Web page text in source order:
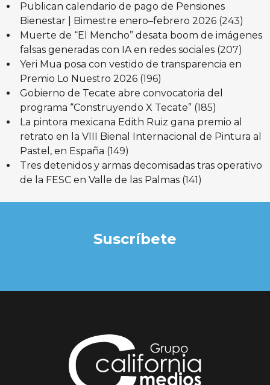
Publican calendario de pago de Pensiones
Bienestar | Bimestre enero–febrero 2026 (243)
Muerte de “El Mencho” desata boom de imágenes
falsas generadas con IA en redes sociales (207)
Yeri Mua posa con vestido de transparencia en
Premio Lo Nuestro 2026 (196)
Gobierno de Tecate abre convocatoria del
programa “Construyendo X Tecate” (185)
La pintora mexicana Edith Ruiz gana premio al
retrato en la VIII Bienal Internacional de Pintura al
Pastel, en España (149)
Tres detenidos y armas decomisadas tras operativo
de la FESC en Valle de las Palmas (141)
Suscríbete